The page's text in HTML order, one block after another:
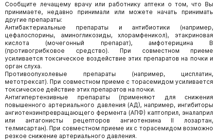
Сообщите лечащему врачу или работнику аптеки о том, что Вы
принимаете, недавно принимали или можете начать принимать
другие препараты:
Антибактериальные препараты и антибиотики (например,
цефалоспорины, аминогликозиды, хлорамфеникол), этакриновая
кислота (мочегонный препарат), амфотерицина В
(противогрибковое средство). При совместном приеме
усиливается токсическое воздействие этих препаратов на почки и
орган слуха.
Противоопухолевые препараты (например, цисплатин,
метотрексат). При совместном приеме с торасемидом усиливается
токсическое действие этих препаратов на почки.
Антигипертензивные препараты (применяют для снижения
повышенного артериального давления (АД), например, ингибиторы
ангиотензинпревращающего фермента (АПФ) каптоприл, эналаприл
или антагонисты рецепторов ангиотензина II лозартан,
телмисартан). При совместном приеме их с торасемидом возможно
резкое снижение артериального давления.